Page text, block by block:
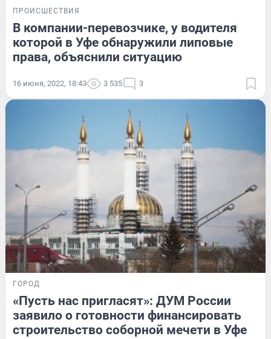
ПРОИСШЕСТВИЯ
В компании-перевозчике, у водителя
которой в Уфе обнаружили липовые
права, объяснили ситуацию
16 июня, 2022, 18:43 3 535 3
ГОРОД
«Пусть нас пригласят»: ДУМ России
заявило о готовности финансировать
строительство соборной мечети в Уфе